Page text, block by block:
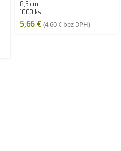
8,5 cm
1000 ks
5,66€ (4,60€ bez DPH)